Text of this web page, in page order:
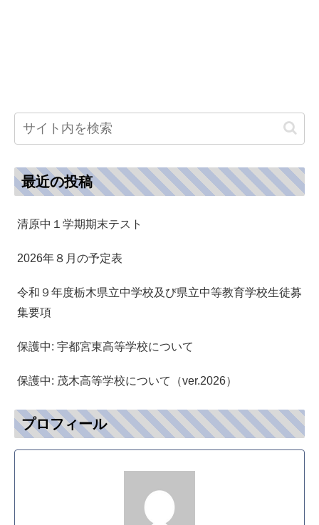
最近の投稿
清原中１学期期末テスト
2026年８月の予定表
令和９年度栃木県立中学校及び県立中等教育学校生徒募
集要項
保護中: 宇都宮東高等学校について
保護中: 茂木高等学校について（ver.2026）
プロフィール